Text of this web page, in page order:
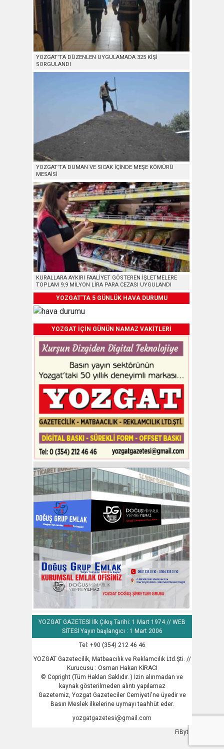
YOZGAT’TA DÜZENLEN UYGULAMADA 325 KİŞİ
SORGULANDI
YOZGAT’TA DUMAN VE SICAK İÇİNDE MEŞE KÖMÜRÜ
MESAİSİ
KURALLARA AYKIRI FAALİYET GÖSTEREN İŞLETMELERE
TOPLAM 9,9 MİLYON LİRA PARA CEZASI UYGULANDI
YOZGAT'TA 5 GÜNLÜK HAVA DURUMU
YOZGAT İÇİN GÜNÜN NAMAZ VAKİTLERİ
YOZGAT GAZETESİ İlk Çıkış Tarihi: 1 Mart 1974 // WEB
SİTESİ Yayın başlangıcı : 1 Mart 2006
Tel: +90 (354) 212 46 46
YOZGAT Gazetecilik, Matbaacılık ve Reklamcılık Ltd.Şti. //
Kurucusu : Osman Hakan KİRACI
© Copright (Tüm Hakları Saklıdır. ) İzin alınmadan ve
kaynak gösterilmeden alıntı yapılamaz
Gazetemiz, Yozgat Gazeteciler Cemiyeti'ne üyedir ve
Basın Meslek ilkelerine uymayı taahhüt eder.
yozgatgazetesi@gmail.com
FiByte